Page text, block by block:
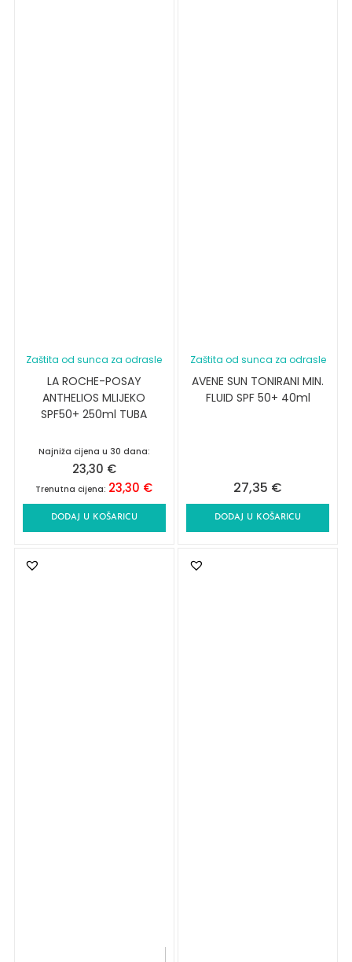
Zaštita od sunca za odrasle
LA ROCHE-POSAY
ANTHELIOS MLIJEKO
SPF50+ 250ml TUBA
Najniža cijena u 30 dana:
23,30 €
Trenutna cijena: 23,30 €
DODAJ U KOŠARICU
Zaštita od sunca za odrasle
AVENE SUN TONIRANI MIN.
FLUID SPF 50+ 40ml
27,35 €
DODAJ U KOŠARICU